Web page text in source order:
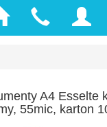
A4 Esselte
55mic, karton